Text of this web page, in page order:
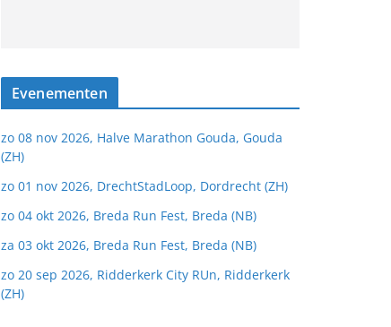
Evenementen
zo 08 nov 2026, Halve Marathon Gouda, Gouda
(ZH)
zo 01 nov 2026, DrechtStadLoop, Dordrecht (ZH)
zo 04 okt 2026, Breda Run Fest, Breda (NB)
za 03 okt 2026, Breda Run Fest, Breda (NB)
zo 20 sep 2026, Ridderkerk City RUn, Ridderkerk
(ZH)